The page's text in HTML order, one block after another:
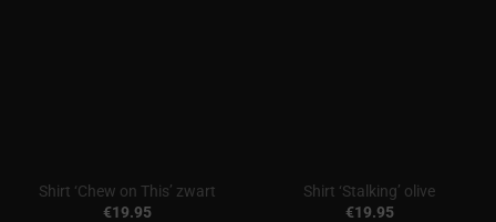
Shirt ‘Chew on This’ zwart
€19.95
Shirt ‘Stalking’ olive
€19.95